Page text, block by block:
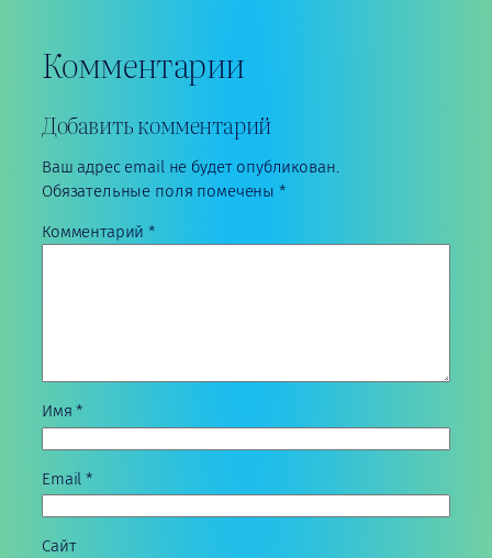
Комментарии
Добавить комментарий
Ваш адрес email не будет опубликован.
Обязательные поля помечены *
Комментарий*
Имя*
Email*
Сайт